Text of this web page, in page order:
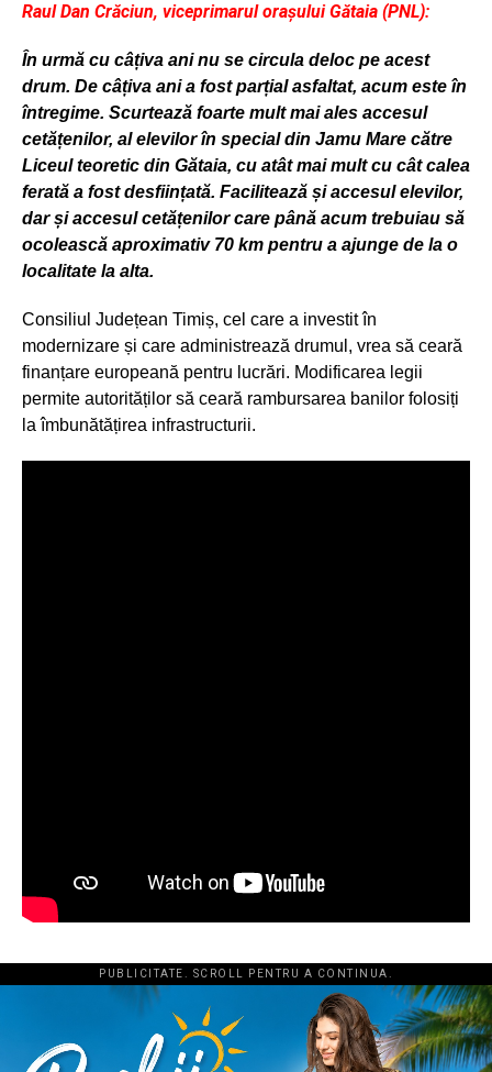
Raul Dan Crăciun, viceprimarul orașului Gătaia (PNL):
În urmă cu câțiva ani nu se circula deloc pe acest
drum. De câțiva ani a fost parțial asfaltat, acum este în
întregime. Scurtează foarte mult mai ales accesul
cetățenilor, al elevilor în special din Jamu Mare către
Liceul teoretic din Gătaia, cu atât mai mult cu cât calea
ferată a fost desființată. Facilitează și accesul elevilor,
dar și accesul cetățenilor care până acum trebuiau să
ocolească aproximativ 70 km pentru a ajunge de la o
localitate la alta.
Consiliul Județean Timiș, cel care a investit în
modernizare și care administrează drumul, vrea să ceară
finanțare europeană pentru lucrări. Modificarea legii
permite autorităților să ceară rambursarea banilor folosiți
la îmbunătățirea infrastructurii.
PUBLICITATE. SCROLL PENTRU A CONTINUA.